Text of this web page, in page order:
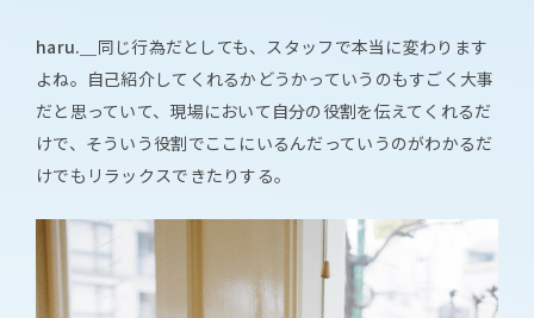
haru.＿ 同じ行為だとしても、スタッフで本当に変わります
よね。自己紹介してくれるかどうかっていうのもすごく大事
だと思っていて、現場において自分の役割を伝えてくれるだ
けで、そういう役割でここにいるんだっていうのがわかるだ
けでもリラックスできたりする。